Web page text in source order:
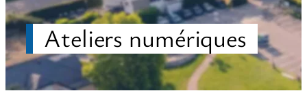
Ateliers numériques